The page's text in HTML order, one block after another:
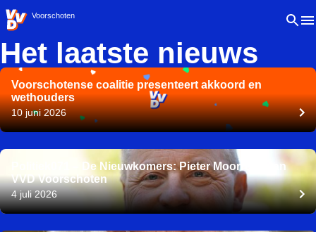
VVD.nl - Ga naar de homepage
Voorschoten Open
Het laatste nieuws
Voorschotense coalitie presenteert akkoord en
wethouders
10 juni 2026
Politiek071 – De Nieuwkomers: Pieter Moorrees van
VVD Voorschoten
4 juli 2026